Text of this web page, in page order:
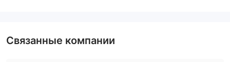
Связанные компании